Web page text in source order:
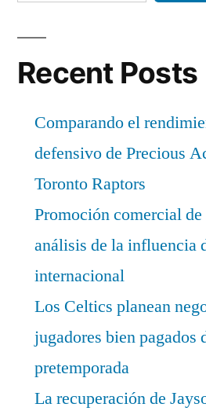
Recent Posts
Comparando el
defensivo de Precious
Toronto Raptors
Promoción comercial
análisis de la influencia
internacional
Los Celtics planean
jugadores bien pagados
pretemporada
La recuperación de